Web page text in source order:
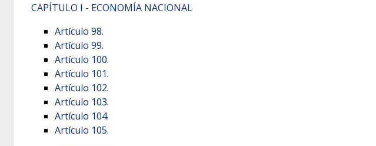
CAPÍTULO I - ECONOMÍA NACIONAL
Artículo 98.
Artículo 99.
Artículo 100.
Artículo 101.
Artículo 102.
Artículo 103.
Artículo 104.
Artículo 105.